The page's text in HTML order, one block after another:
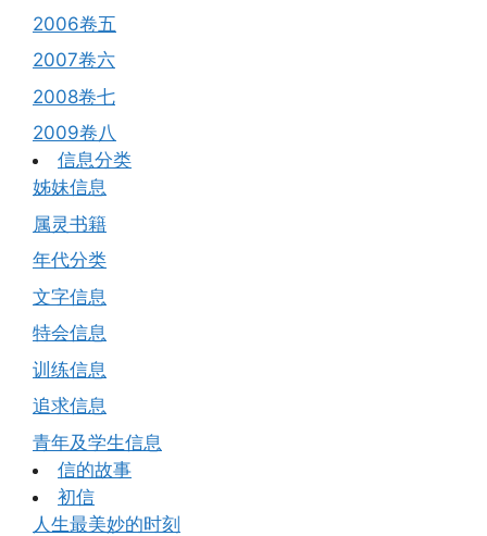
2006卷五
2007卷六
2008卷七
2009卷八
信息分类
姊妹信息
属灵书籍
年代分类
文字信息
特会信息
训练信息
追求信息
青年及学生信息
信的故事
初信
人生最美妙的时刻